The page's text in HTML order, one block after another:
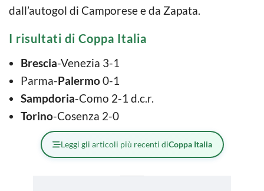
dall’autogol di Camporese e da Zapata.
I risultati di Coppa Italia
Brescia-Venezia 3-1
Parma-Palermo0-1
Sampdoria-Como 2-1 d.c.r.
Torino-Cosenza 2-0
Leggi gli articoli più recenti diCoppa Italia